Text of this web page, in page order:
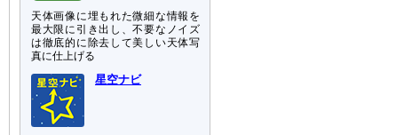
天体画像に埋もれた微細な情報を
最大限に引き出し、不要なノイズ
は徹底的に除去して美しい天体写
真に仕上げる
星空ナビ